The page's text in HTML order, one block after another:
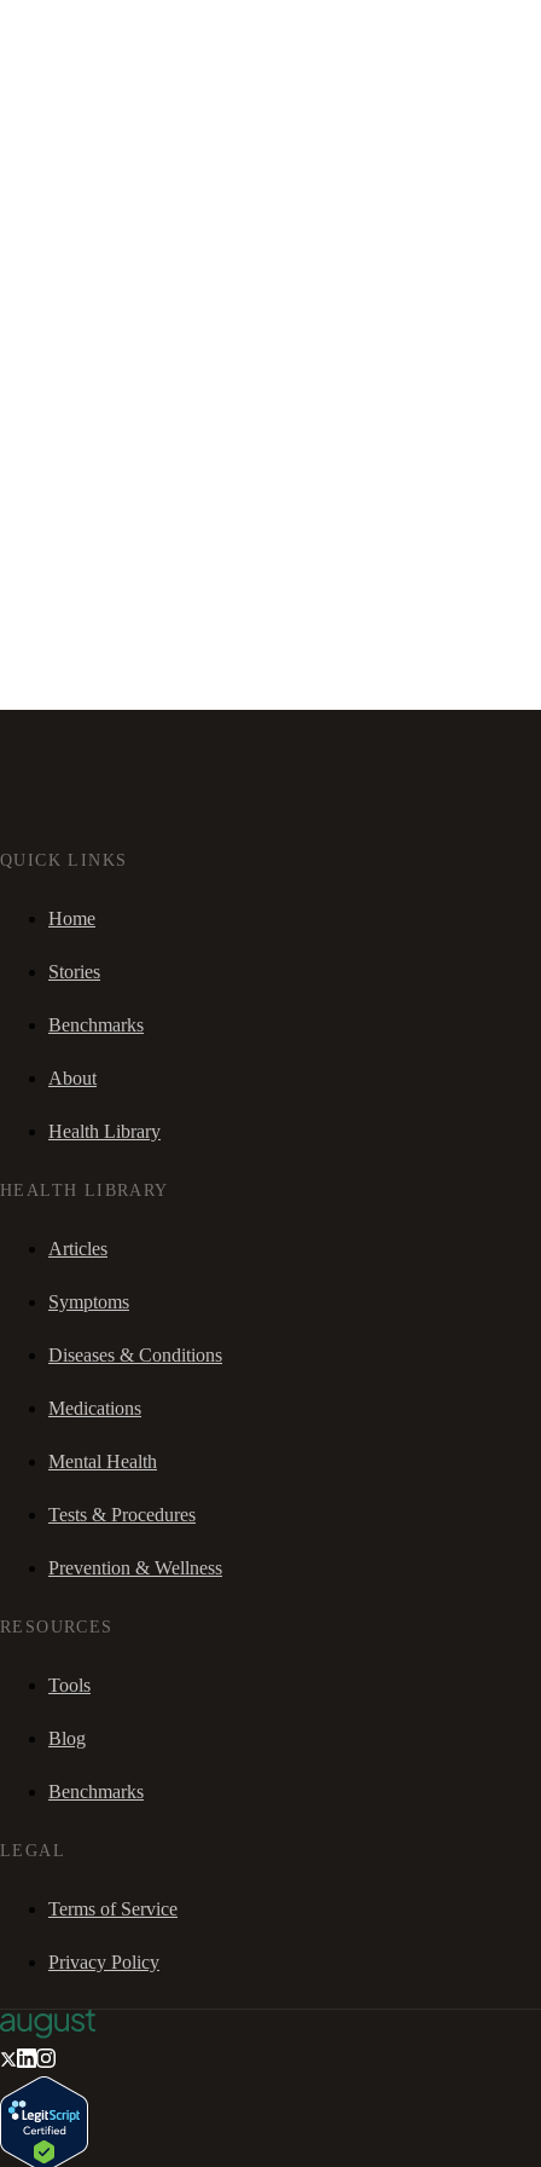
QUICK LINKS
Home
Stories
Benchmarks
About
Health Library
HEALTH LIBRARY
Articles
Symptoms
Diseases & Conditions
Medications
Mental Health
Tests & Procedures
Prevention & Wellness
RESOURCES
Tools
Blog
Benchmarks
LEGAL
Terms of Service
Privacy Policy